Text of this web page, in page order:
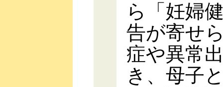
ら「妊婦
告が寄せ
症や異常
き、母子